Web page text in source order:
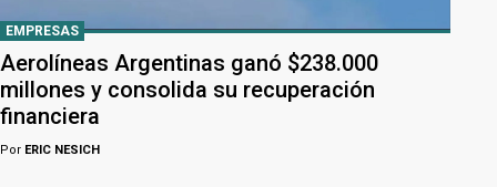
EMPRESAS
Aerolíneas Argentinas ganó $238.000
millones y consolida su recuperación
financiera
Por ERIC NESICH